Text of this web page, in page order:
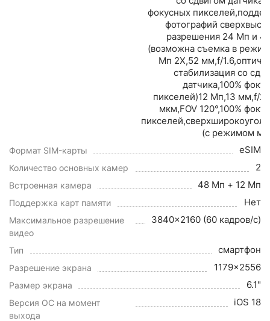
фокусных
фотографий
разрешения 24 Мп и
(возможна съемка в
Мп 2X,52 мм,f/
стабилизация со
датчика,100%
пикселей)12 Мп,13 мм,f/
мкм,FOV 120°,100%
(с режимом
Формат SIM-карты eSIM
Количество основных камер 2
Встроенная камера 48 Мп + 12 Мп
Поддержка карт памяти Нет
Максимальное разрешение
видео
3840x2160 (60 кадров/с)
Тип смартфон
Разрешение экрана 1179x2556
Размер экрана 6.1"
Версия ОС на момент
выхода
iOS 18